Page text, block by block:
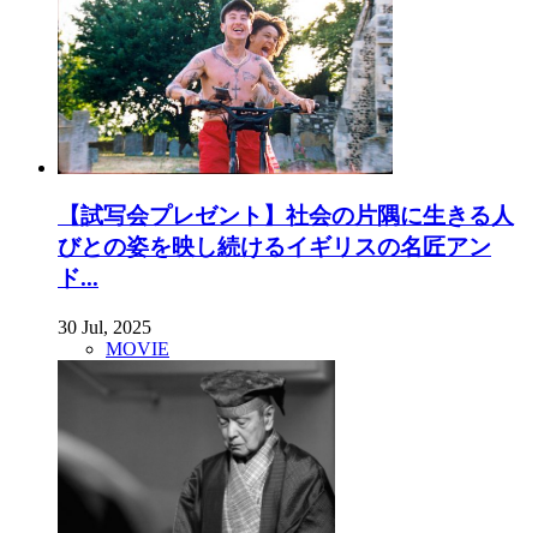
【試写会プレゼント】社会の片隅に生きる人
びとの姿を映し続けるイギリスの名匠アン
ド...
30 Jul, 2025
MOVIE